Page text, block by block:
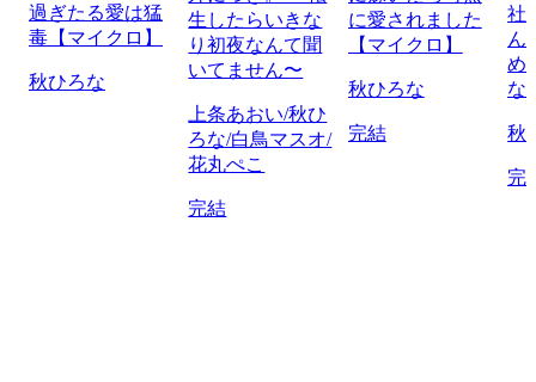
過ぎたる愛は猛
毒【マイクロ】
秋ひろな
生したらいきな
り初夜なんて聞
いてません〜
上条あおい/秋ひ
ろな/白鳥マスオ/
花丸ぺこ
完結
に愛されました
【マイクロ】
秋ひろな
完結
社
ん
め
な
秋
完